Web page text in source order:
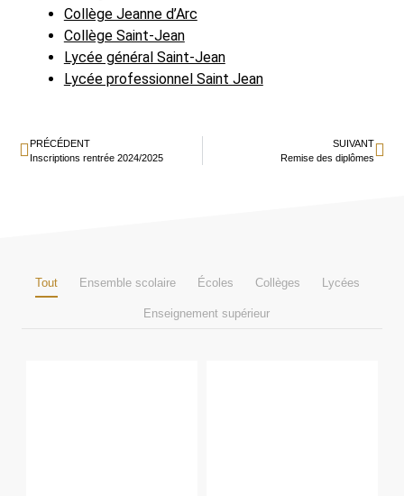
Collège Jeanne d’Arc
Collège Saint-Jean
Lycée général Saint-Jean
Lycée professionnel Saint Jean
PRÉCÉDENT
Inscriptions rentrée 2024/2025
SUIVANT
Remise des diplômes
Tout Ensemble scolaire Écoles Collèges Lycées
Enseignement supérieur